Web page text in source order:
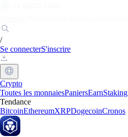
/
Se connecterS'inscrire
Crypto
Toutes les monnaiesPaniersEarnStaking
Tendance
BitcoinEthereumXRPDogecoinCronos